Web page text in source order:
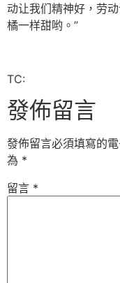
动让我们精神好，劳
橘一样甜哟。”
TC:
發佈留言
發佈留言必須填寫的
為 *
留言 *